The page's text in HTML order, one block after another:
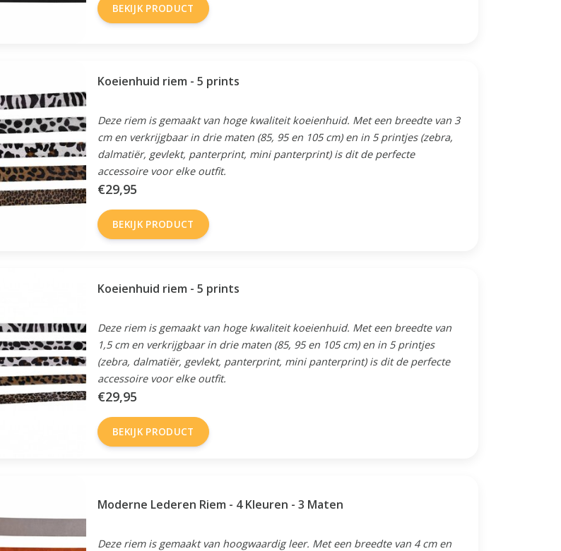
BEKIJK PRODUCT
Koeienhuid riem - 5 prints
Deze riem is gemaakt van hoge kwaliteit koeienhuid. Met een breedte van 3
cm en verkrijgbaar in drie maten (85, 95 en 105 cm) en in 5 printjes (zebra,
dalmatiër, gevlekt, panterprint, mini panterprint) is dit de perfecte
accessoire voor elke outfit.
€29,95
BEKIJK PRODUCT
Koeienhuid riem - 5 prints
Deze riem is gemaakt van hoge kwaliteit koeienhuid. Met een breedte van
1,5 cm en verkrijgbaar in drie maten (85, 95 en 105 cm) en in 5 printjes
(zebra, dalmatiër, gevlekt, panterprint, mini panterprint) is dit de perfecte
accessoire voor elke outfit.
€29,95
BEKIJK PRODUCT
Moderne Lederen Riem - 4 Kleuren - 3 Maten
Deze riem is gemaakt van hoogwaardig leer. Met een breedte van 4 cm en